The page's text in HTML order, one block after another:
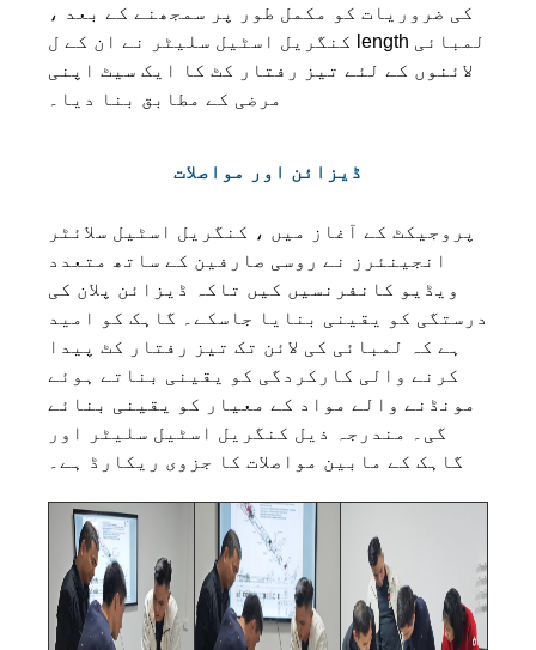
کی ضروریات کو مکمل طور پر سمجھنے کے بعد ،
کنگریل اسٹیل سلیٹر نے ان کے ل length لمبائی
لائنوں کے لئے تیز رفتار کٹ کا ایک سیٹ اپنی
مرضی کے مطابق بنا دیا۔
ڈیزائن اور مواصلات
پروجیکٹ کے آغاز میں ، کنگریل اسٹیل سلائٹر
انجینئرز نے روسی صارفین کے ساتھ متعدد
ویڈیو کانفرنسیں کیں تاکہ ڈیزائن پلان کی
درستگی کو یقینی بنایا جاسکے۔ گاہک کو امید
ہے کہ لمبائی کی لائن تک تیز رفتار کٹ پیدا
کرنے والی کارکردگی کو یقینی بناتے ہوئے
مونڈنے والے مواد کے معیار کو یقینی بنائے
گی۔ مندرجہ ذیل کنگریل اسٹیل سلیٹر اور
گاہک کے مابین مواصلات کا جزوی ریکارڈ ہے۔